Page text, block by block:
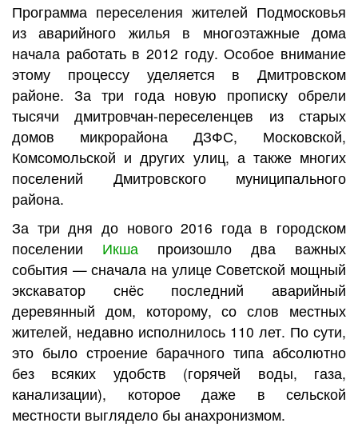
Программа переселения жителей Подмосковья
из аварийного жилья в многоэтажные дома
начала работать в 2012 году. Особое внимание
этому процессу уделяется в Дмитровском
районе. За три года новую прописку обрели
тысячи дмитровчан-переселенцев из старых
домов микрорайона ДЗФС, Московской,
Комсомольской и других улиц, а также многих
поселений Дмитровского муниципального
района.
За три дня до нового 2016 года в городском
поселении Икша произошло два важных
события — сначала на улице Советской мощный
экскаватор снёс последний аварийный
деревянный дом, которому, со слов местных
жителей, недавно исполнилось 110 лет. По сути,
это было строение барачного типа абсолютно
без всяких удобств (горячей воды, газа,
канализации), которое даже в сельской
местности выглядело бы анахронизмом.